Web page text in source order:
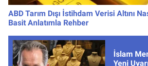
ABD Tarım Dışı İstihdam Verisi Altını
Basit Anlatımla Rehber
İslam
Yeni